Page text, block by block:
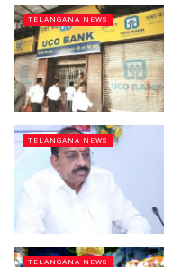
TELANGANA NEWS
TELANGANA NEWS
TELANGANA NEWS